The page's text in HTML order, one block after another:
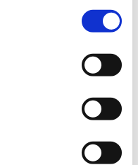
(085-0701800).
die zowel
iedereen die